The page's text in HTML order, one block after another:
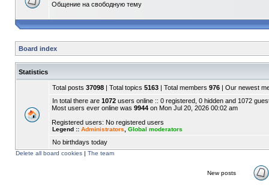
Общение на свободную тему
Board index
Statistics
Total posts 37098 | Total topics 5163 | Total members 976 | Our newest
In total there are 1072 users online :: 0 registered, 0 hidden and 1072
Most users ever online was 9944 on Mon Jul 20, 2026 00:02 am
Registered users: No registered users
Legend :: Administrators Global moderators
No birthdays today
Delete all board cookies | The team
New posts